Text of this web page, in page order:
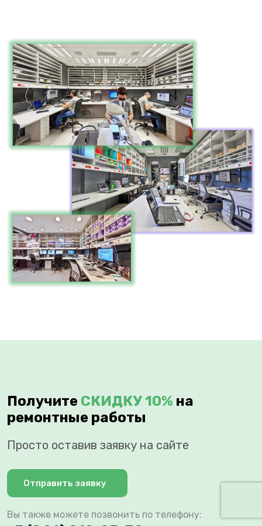
Получите СКИДКУ 10% на
ремонтные работы
Просто оставив заявку на сайте
Отправить заявку
Вы также можете позвонить по телефону: